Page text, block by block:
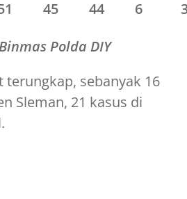
45 44 6
Polda DIY
terungkap, sebanyak 16
Sleman, 21 kasus di